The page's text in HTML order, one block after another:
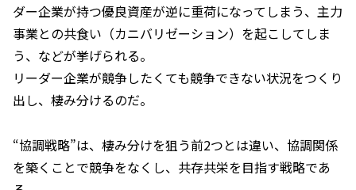
ダー企業が持つ優良資産が逆に重荷になってしまう、主力
事業との共食い（カニバリゼーション）を起こしてしま
う、などが挙げられる。
リーダー企業が競争したくても競争できない状況をつくり
出し、棲み分けるのだ。
“協調戦略”は、棲み分けを狙う前2つとは違い、協調関係
を築くことで競争をなくし、共存共栄を目指す戦略であ